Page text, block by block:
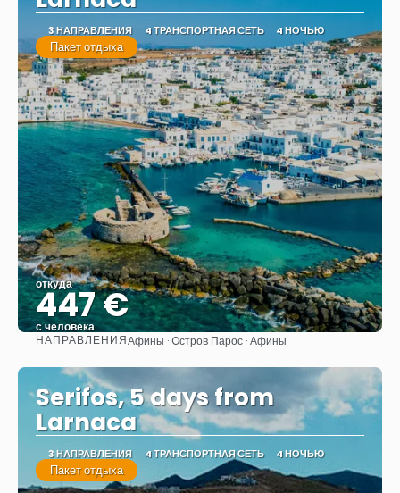
3 НАПРАВЛЕНИЯ 4 ТРАНСПОРТНАЯ СЕТЬ 4 НОЧЬЮ
Пакет отдыха
откуда
447 €
с человека
Видеть
НАПРАВЛЕНИЯАфины · Oстров Парос · Афины
Serifos, 5 days from
Larnaca
3 НАПРАВЛЕНИЯ 4 ТРАНСПОРТНАЯ СЕТЬ 4 НОЧЬЮ
Пакет отдыха